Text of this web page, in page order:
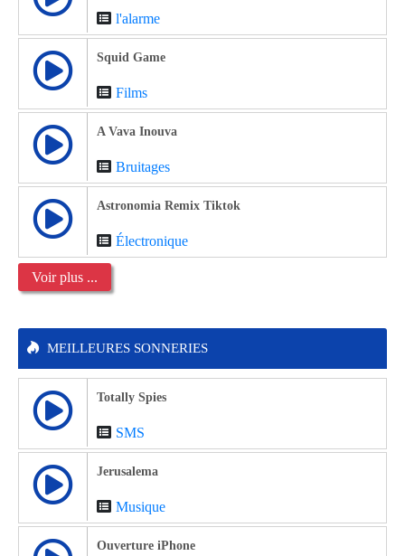
l'alarme
Squid Game
Films
A Vava Inouva
Bruitages
Astronomia Remix Tiktok
Électronique
Voir plus ...
MEILLEURES SONNERIES
Totally Spies
SMS
Jerusalema
Musique
Ouverture iPhone